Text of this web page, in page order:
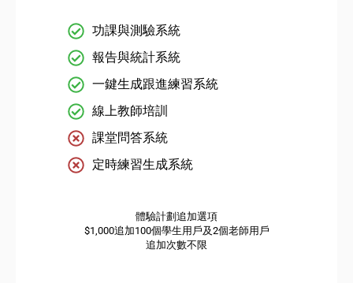
功課與測驗系統
報告與統計系統
一鍵生成跟進練習系統
線上教師培訓
課堂問答系統
定時練習生成系統
體驗計劃追加選項
$1,000追加100個學生用戶及2個老師用戶
追加次數不限